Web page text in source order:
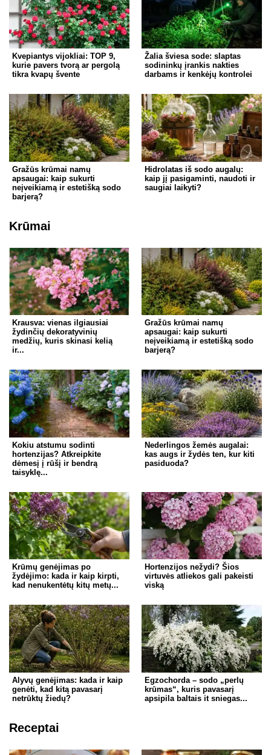
Kvepiantys vijokliai: TOP 9,
kurie pavers tvorą ar pergolą
tikra kvapų švente
Žalia šviesa sode: slaptas
sodininkų įrankis nakties
darbams ir kenkėjų kontrolei
Gražūs krūmai namų
apsaugai: kaip sukurti
neįveikiamą ir estetišką sodo
barjerą?
Hidrolatas iš sodo augalų:
kaip jį pasigaminti, naudoti ir
saugiai laikyti?
Krūmai
Krausva: vienas ilgiausiai
žydinčių dekoratyvinių
medžių, kuris skinasi kelią
ir...
Gražūs krūmai namų
apsaugai: kaip sukurti
neįveikiamą ir estetišką sodo
barjerą?
Kokiu atstumu sodinti
hortenzijas? Atkreipkite
dėmesį į rūšį ir bendrą
taisyklę...
Nederlingos žemės augalai:
kas augs ir žydės ten, kur kiti
pasiduoda?
Krūmų genėjimas po
žydėjimo: kada ir kaip kirpti,
kad nenukentėtų kitų metų...
Hortenzijos nežydi? Šios
virtuvės atliekos gali pakeisti
viską
Alyvų genėjimas: kada ir kaip
genėti, kad kitą pavasarį
netrūktų žiedų?
Egzochorda – sodo „perlų
krūmas“, kuris pavasarį
apsipila baltais it sniegas...
Receptai